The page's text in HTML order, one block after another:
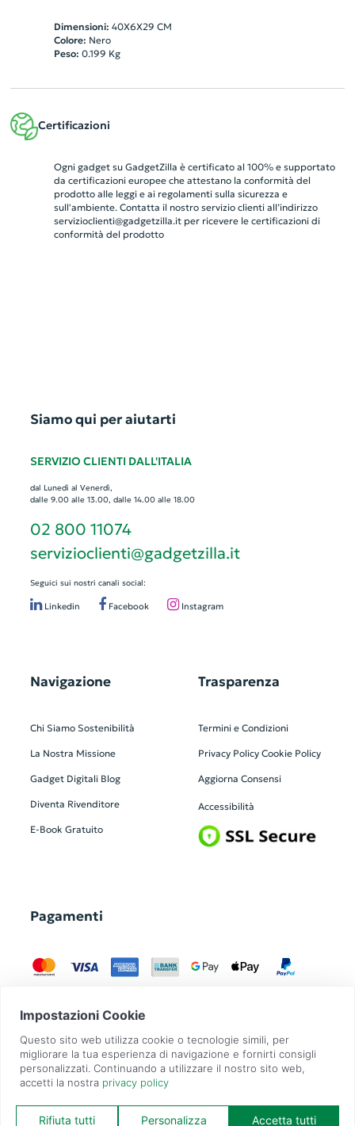
Dimensioni: 40X6X29 CM
Colore: Nero
Peso: 0.199 Kg
Certificazioni
Ogni gadget su GadgetZilla è certificato al 100% e supportato
da certificazioni europee che attestano la conformità del
prodotto alle leggi e ai regolamenti sulla sicurezza e
sull'ambiente. Contatta il nostro servizio clienti all’indirizzo
servizioclienti@gadgetzilla.itper ricevere le certificazioni di
conformità del prodotto
Siamo qui per aiutarti
SERVIZIO CLIENTI DALL'ITALIA
dal Lunedì al Venerdì,
dalle 9.00 alle 13.00, dalle 14.00 alle 18.00
02 800 11074
servizioclienti@gadgetzilla.it
Seguici sui nostri canali social:
Linkedin Facebook Instagram
Navigazione
Chi Siamo Sostenibilità
La Nostra Missione
Gadget Digitali Blog
Diventa Rivenditore
E-Book Gratuito
Trasparenza
Termini e Condizioni
Privacy Policy Cookie Policy
Aggiorna Consensi
Accessibilità
Pagamenti
GadgetZilla è un Brand di Overbi S.r.l.| realizzato con Contit
| © 2026 Tutti
i diritti riservati | P.IVA: 09351560967